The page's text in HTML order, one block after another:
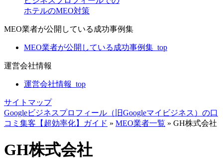
ホテルのMEO対策
MEO業者が公開している成功事例集
MEO業者が公開している成功事例集_top
運営会社情報
運営会社情報_top
サイトマップ
Googleビジネスプロフィール（旧Googleマイビジネス）の口
コミ集客【超効率化】ガイド » MEO業者一覧 » GH株式会社
GH株式会社